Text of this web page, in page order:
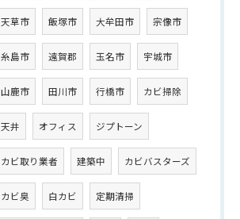
天草市 飯塚市 大牟田市 宗像市
糸島市 遠賀郡 玉名市 宇城市
山鹿市 田川市 行橋市 カビ掃除
天井 オフィス ジプトーン
カビ取り業者 建築中 カビバスターズ
カビ臭 白カビ 定期清掃